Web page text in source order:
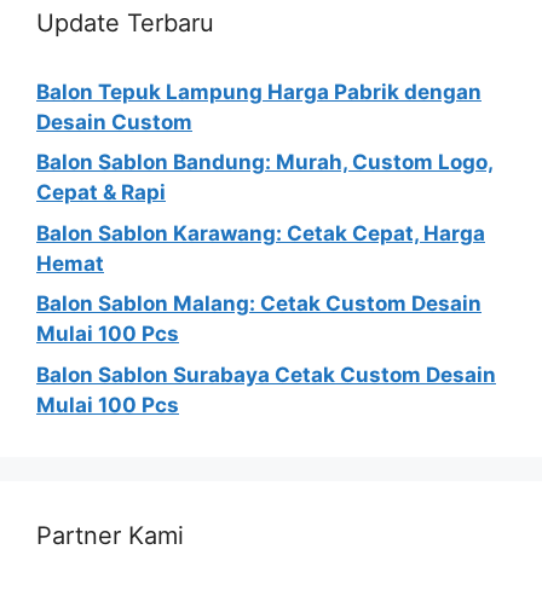
Update Terbaru
Balon Tepuk Lampung Harga Pabrik dengan
Desain Custom
Balon Sablon Bandung: Murah, Custom Logo,
Cepat & Rapi
Balon Sablon Karawang: Cetak Cepat, Harga
Hemat
Balon Sablon Malang: Cetak Custom Desain
Mulai 100 Pcs
Balon Sablon Surabaya Cetak Custom Desain
Mulai 100 Pcs
Partner Kami